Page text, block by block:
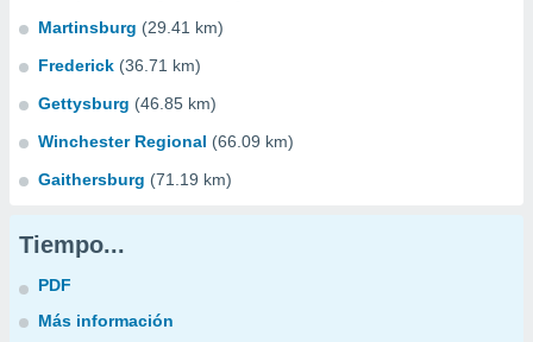
Martinsburg (29.41 km)
Frederick (36.71 km)
Gettysburg (46.85 km)
Winchester Regional (66.09 km)
Gaithersburg (71.19 km)
Tiempo...
PDF
Más información